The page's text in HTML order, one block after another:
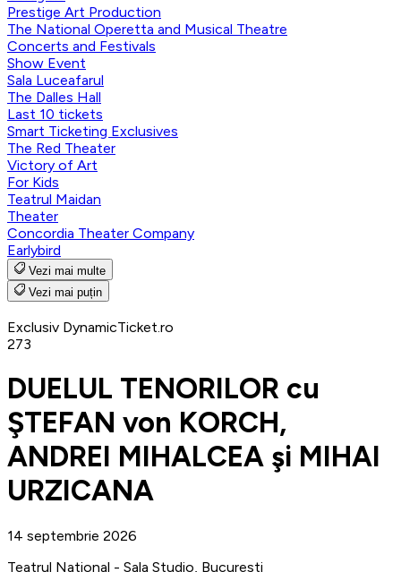
Prestige Art Production
The National Operetta and Musical Theatre
Concerts and Festivals
Show Event
Sala Luceafarul
The Dalles Hall
Last 10 tickets
Smart Ticketing Exclusives
The Red Theater
Victory of Art
For Kids
Teatrul Maidan
Theater
Concordia Theater Company
Earlybird
Vezi mai multe
Vezi mai puțin
Exclusiv DynamicTicket.ro
273
DUELUL TENORILOR cu
ŞTEFAN von KORCH,
ANDREI MIHALCEA şi MIHAI
URZICANA
14 septembrie 2026
Teatrul National - Sala Studio, Bucuresti